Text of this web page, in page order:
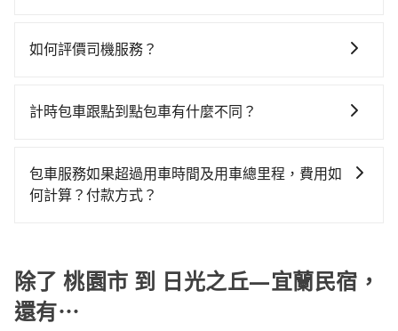
或九人座可供選擇，而且無人租車最令人詬病的就是車
樣。另外，偶爾也會遇到明明已經預約了時間但上一位
小的風險。最後，雖然路邊隨租隨還看似方便，但實際
使用時還是有其區域的限制，實際可停靠的地點與你的
tripool都是你從桃園市到日光之丘—宜蘭民宿的最佳選
通塞車時亦會加收延遲費用，一般屬短程接駁為主。 -
事後也無法申訴退費。
派車。在出發前一天晚上八點時，會透過電子郵件與簡
繫，可能原本約定的地點不適合暫停而改停靠在附近的
如何評價司機服務？
視您的反饋。
計時包車跟點到點包車有什麼不同？
不同之處： 計時包車：計時包車是按照用車時間來計
費，通常以每小時為單位，客戶可以根據自己的需要預
費，客戶可以預先告知出發地點A到目的地B，會根據路
線和里程來計算費用。這種服務通常適用於單程或從一
個城市到另一個城市的長途包車。
包車服務如果超過用車時間及用車總里程，費用如
何計算？付款方式？
定的里程數，每10公里加收150元的費用。這些額外費
用可以在下車前付現給司機。
除了 桃園市 到 日光之丘—宜蘭民宿，
還有⋯